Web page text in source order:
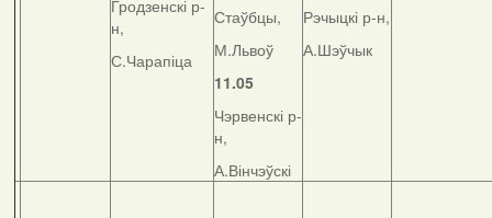
Гродзенскі р-
н,
С.Чарапіца
Стаўбцы,
М.Львоў
11.05
Чэрвенскі р-
н,
А.Вінчэўскі
Рэчыцкі р-н,
А.Шэўчык